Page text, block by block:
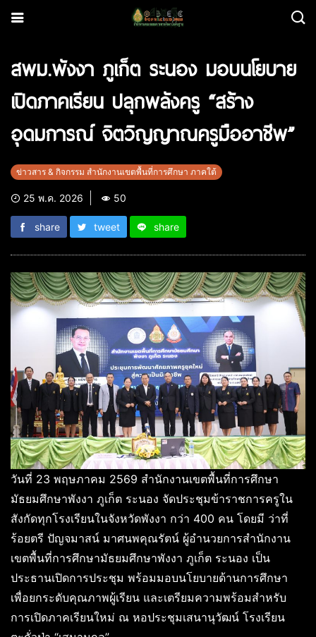
สพม.พังงา ภูเก็ต ระนอง มอบนโยบาย
เปิดภาคเรียน ปลุกพลังครู “สร้าง
อุดมการณ์ จิตวิญญาณครูมืออาชีพ”
ข่าวสาร & กิจกรรม สำนักงานเขตพื้นที่การศึกษา ภาคใต้
25 พ.ค. 2026 50
share tweet share
วันที่ 23 พฤษภาคม 2569 สำนักงานเขตพื้นที่การศึกษา
มัธยมศึกษาพังงา ภูเก็ต ระนอง จัดประชุมข้าราชการครูใน
สังกัดทุกโรงเรียนในจังหวัดพังงา กว่า 400 คน โดยมี ว่าที่
ร้อยตรี ปัญจมาสน์ มาศนพคุณรัตน์ ผู้อำนวยการสำนักงาน
เขตพื้นที่การศึกษามัธยมศึกษาพังงา ภูเก็ต ระนอง เป็น
ประธานเปิดการประชุม พร้อมมอบนโยบายด้านการศึกษา
เพื่อยกระดับคุณภาพผู้เรียน และเตรียมความพร้อมสำหรับ
การเปิดภาคเรียนใหม่ ณ หอประชุมเสนานุวัฒน์ โรงเรียน